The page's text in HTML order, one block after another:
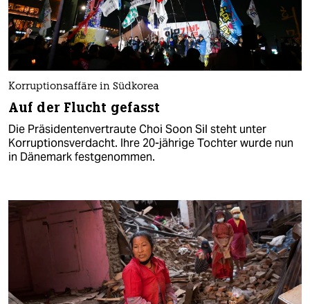
Korruptionsaffäre in Südkorea
Auf der Flucht gefasst
Die Präsidentenvertraute Choi Soon Sil steht unter
Korruptionsverdacht. Ihre 20-jährige Tochter wurde nun
in Dänemark festgenommen.